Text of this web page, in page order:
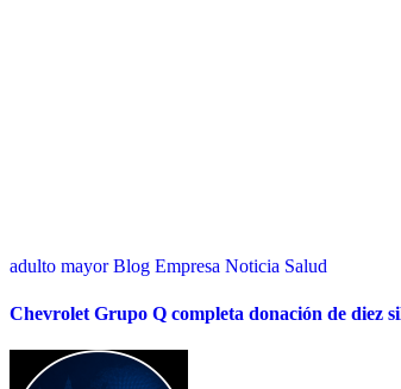
adulto mayorBlog Empresa Noticia Salud
Chevrolet Grupo Q completa donación de diez